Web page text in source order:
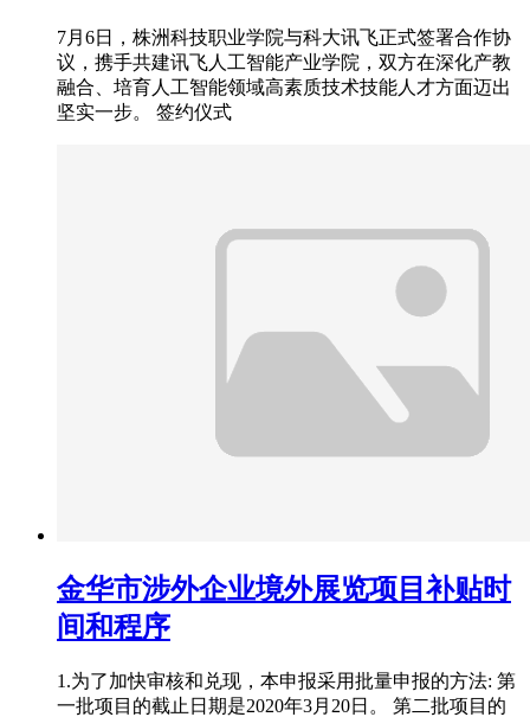
7月6日，株洲科技职业学院与科大讯飞正式签署合作协
议，携手共建讯飞人工智能产业学院，双方在深化产教
融合、培育人工智能领域高素质技术技能人才方面迈出
坚实一步。 签约仪式
金华市涉外企业境外展览项目补贴时
间和程序
1.为了加快审核和兑现，本申报采用批量申报的方法: 第
一批项目的截止日期是2020年3月20日。 第二批项目的